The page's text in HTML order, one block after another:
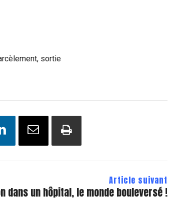
sortie
Article suivant
dans un hôpital, le monde bouleversé !